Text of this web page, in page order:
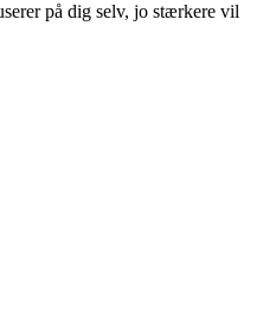
på dig selv, jo stærkere vil